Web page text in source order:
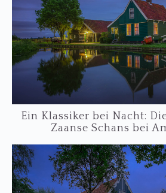
Ein Klassiker bei Nacht:
Zaanse Schans bei